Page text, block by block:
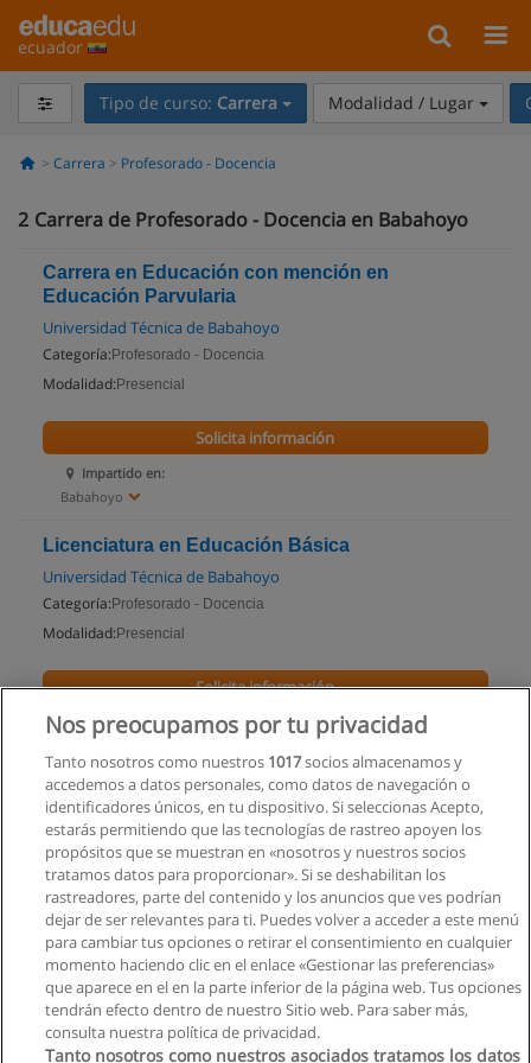
ecuador
Tipo de curso: Carrera Modalidad / Lugar
Carrera Profesorado - Docencia
2 Carrera de Profesorado - Docencia en Babahoyo
Carrera en Educación con mención en
Educación Parvularia
Universidad Técnica de Babahoyo
Categoría: Profesorado - Docencia
Modalidad: Presencial
Impartido en:
Babahoyo
Solicita información
Licenciatura en Educación Básica
Universidad Técnica de Babahoyo
Categoría: Profesorado - Docencia
Modalidad: Presencial
Impartido en:
Solicita información
Nos preocupamos por tu privacidad
Tanto nosotros como nuestros 1017socios almacenamos y
accedemos a datos personales, como datos de navegación o
identificadores únicos, en tu dispositivo. Si seleccionas Acepto,
estarás permitiendo que las tecnologías de rastreo apoyen los
propósitos que se muestran en «nosotros y nuestros socios
tratamos datos para proporcionar». Si se deshabilitan los
rastreadores, parte del contenido y los anuncios que ves podrían
dejar de ser relevantes para ti. Puedes volver a acceder a este menú
para cambiar tus opciones o retirar el consentimiento en cualquier
momento haciendo clic en el enlace «Gestionar las preferencias»
que aparece en el en la parte inferior de la página web. Tus opciones
tendrán efecto dentro de nuestro Sitio web. Para saber más,
consulta nuestra política de privacidad.
Tanto nosotros como nuestros asociados tratamos los datos